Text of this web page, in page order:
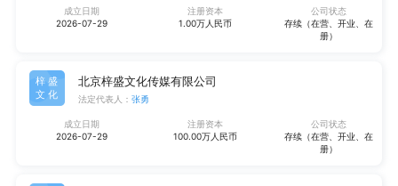
成立日期
2026-07-29
注册资本
1.00万人民币
公司状态
存续（在营、开业、在
册）
梓盛
文化
北京梓盛文化传媒有限公司
法定代表人： 张勇
成立日期
2026-07-29
注册资本
100.00万人民币
公司状态
存续（在营、开业、在
册）